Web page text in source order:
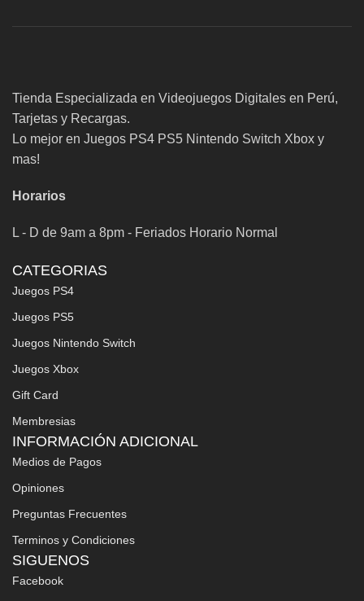
Tienda Especializada en Videojuegos Digitales en Perú,
Tarjetas y Recargas.
Lo mejor en Juegos PS4 PS5 Nintendo Switch Xbox y
mas!
Horarios
L - D de 9am a 8pm - Feriados Horario Normal
CATEGORIAS
Juegos PS4
Juegos PS5
Juegos Nintendo Switch
Juegos Xbox
Gift Card
Membresias
INFORMACIÓN ADICIONAL
Medios de Pagos
Opiniones
Preguntas Frecuentes
Terminos y Condiciones
SIGUENOS
Facebook